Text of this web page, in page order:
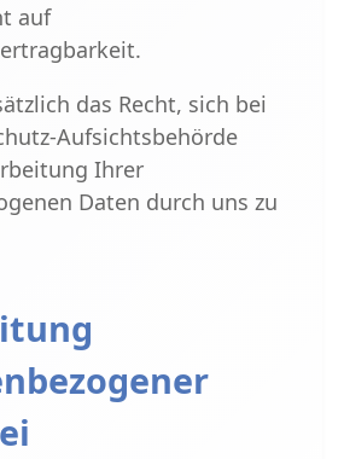
auf
das Recht, sich bei
Aufsichtsbehörde
Ihrer
Daten durch uns zu